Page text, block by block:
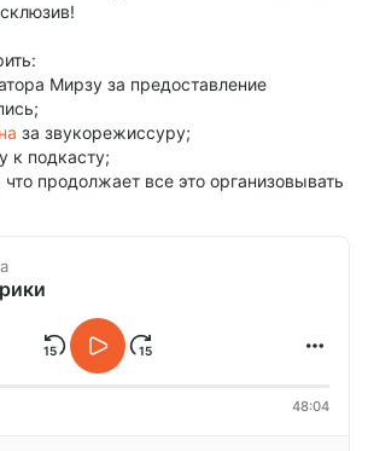
Мирзу за предоставление
за звукорежиссуру;
к подкасту;
что продолжает все это организовывать
48:04